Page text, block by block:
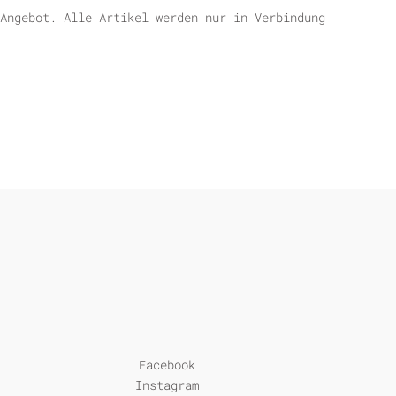
Alle Artikel werden nur in Verbindung
Facebook
Instagram